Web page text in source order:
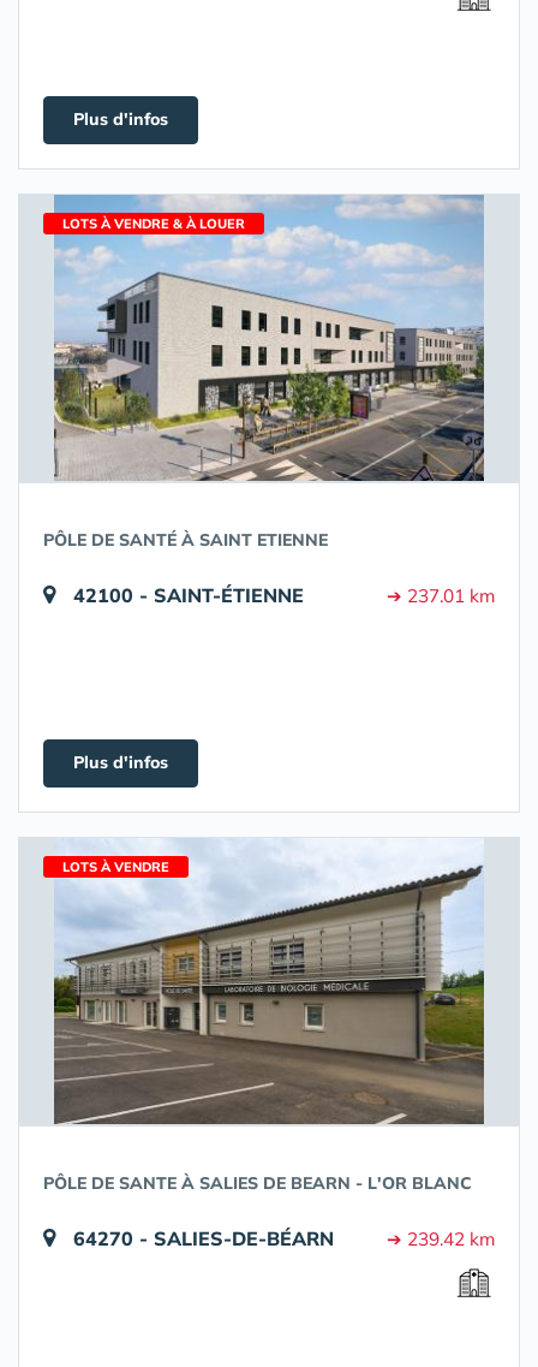
Plus d'infos
LOTS À VENDRE & À LOUER
PÔLE DE SANTÉ À SAINT ETIENNE
42100 - SAINT-ÉTIENNE ➔ 237.01 km
Plus d'infos
LOTS À VENDRE
PÔLE DE SANTE À SALIES DE BEARN - L'OR BLANC
64270 - SALIES-DE-BÉARN ➔ 239.42 km